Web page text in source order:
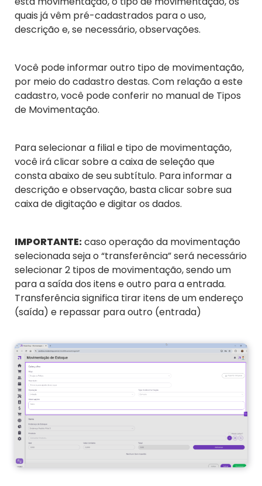
quais já vêm pré-cadastrados para o uso,
descrição e, se necessário, observações.
Você pode informar outro tipo de movimentação,
por meio do cadastro destas. Com relação a este
cadastro, você pode conferir no manual de Tipos
de Movimentação.
Para selecionar a filial e tipo de movimentação,
você irá clicar sobre a caixa de seleção que
consta abaixo de seu subtítulo. Para informar a
descrição e observação, basta clicar sobre sua
caixa de digitação e digitar os dados.
IMPORTANTE:caso operação da movimentação
selecionada seja o “transferência” será necessário
selecionar 2 tipos de movimentação, sendo um
para a saída dos itens e outro para a entrada.
Transferência significa tirar itens de um endereço
(saída) e repassar para outro (entrada)